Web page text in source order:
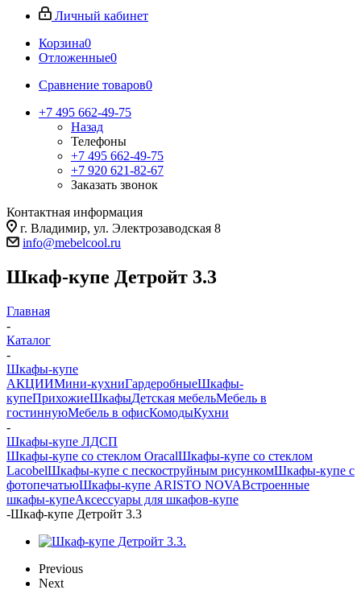
Личный кабинет
Корзина0
Отложенные0
Сравнение товаров0
+7 495 662-49-75
Назад
Телефоны
+7 495 662-49-75
+7 920 621-82-67
Заказать звонок
Контактная информация
г. Владимир, ул. Электрозаводская 8
info@mebelcool.ru
Шкаф-купе Детройт 3.3
Главная
-
Каталог
-
Шкафы-купе
АКЦИИМини-кухниГардеробныеШкафы-
купеПрихожиеШкафыДетская мебельМебель в
гостиннуюМебель в офисКомодыКухни
-
Шкафы-купе ЛДСП
Шкафы-купе со стеклом OracalШкафы-купе со стеклом
LacobelШкафы-купе с пескоструйным рисункомШкафы-купе с
фотопечатьюШкафы-купе ARISTO NOVAВстроенные
шкафы-купеАксессуары для шкафов-купе
-Шкаф-купе Детройт 3.3
Previous
Next